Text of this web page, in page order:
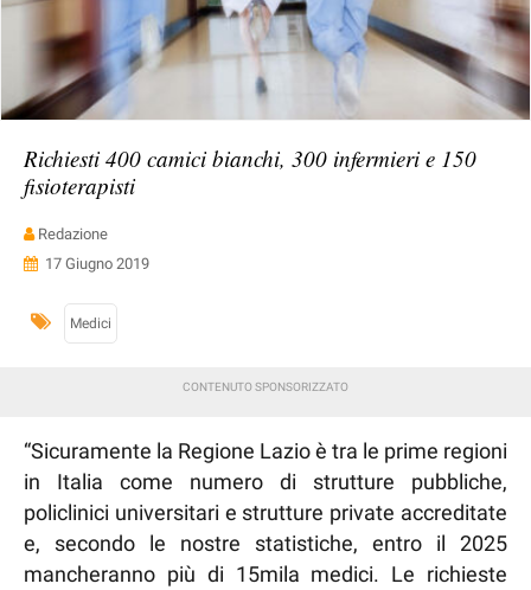
Richiesti 400 camici bianchi, 300 infermieri e 150
fisioterapisti
Redazione
17 Giugno 2019
Medici
“Sicuramente la Regione Lazio è tra le prime regioni
in Italia come numero di strutture pubbliche,
policlinici universitari e strutture private accreditate
e, secondo le nostre statistiche, entro il 2025
mancheranno più di 15mila medici. Le richieste